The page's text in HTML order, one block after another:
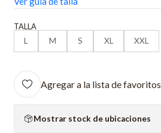
TALLA
L
M S XL XXL
Agregar a la lista de favoritos
Mostrar stock de ubicaciones